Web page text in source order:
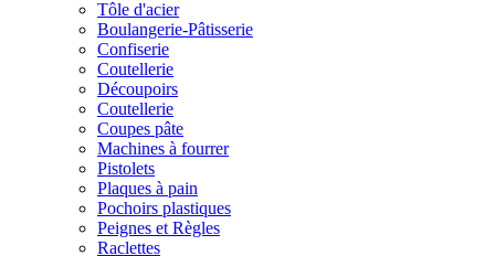
Tôle d'acier
Boulangerie-Pâtisserie
Confiserie
Coutellerie
Découpoirs
Coutellerie
Coupes pâte
Machines à fourrer
Pistolets
Plaques à pain
Pochoirs plastiques
Peignes et Règles
Raclettes